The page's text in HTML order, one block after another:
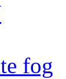
fog